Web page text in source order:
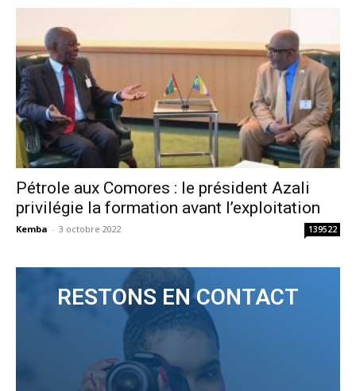
Pétrole aux Comores : le président Azali
privilégie la formation avant l’exploitation
Kemba - 3 octobre 2022 139522
RESTONS EN CONTACT